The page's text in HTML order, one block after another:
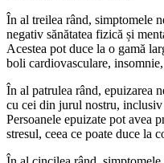
În al treilea rând, simptomele
negativ sănătatea fizică și
Acestea pot duce la o gamă
boli cardiovasculare,
În al patrulea rând, epuizarea
cu cei din jurul nostru,
Persoanele epuizate pot avea
stresul, ceea ce poate duce la